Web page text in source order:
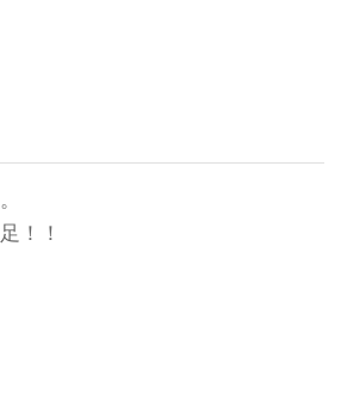
！！